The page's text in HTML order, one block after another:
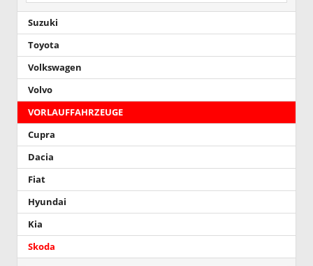
Suzuki
Toyota
Volkswagen
Volvo
VORLAUFFAHRZEUGE
Cupra
Dacia
Fiat
Hyundai
Kia
Skoda